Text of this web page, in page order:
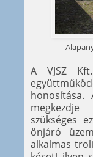
A VJSZ
szükséges
önjáró
alkalmas